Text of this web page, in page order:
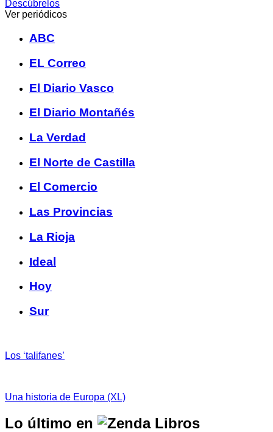
Descúbrelos
Ver periódicos
ABC
EL Correo
El Diario Vasco
El Diario Montañés
La Verdad
El Norte de Castilla
El Comercio
Las Provincias
La Rioja
Ideal
Hoy
Sur
Los ‘talifanes’
Una historia de Europa (XL)
Lo último en